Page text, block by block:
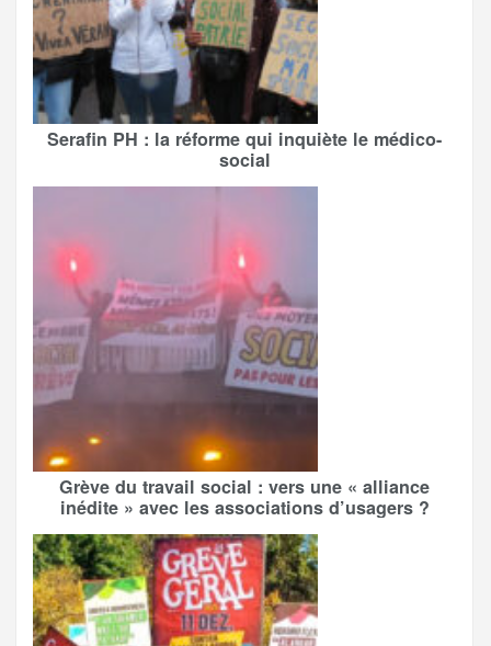
Serafin PH : la réforme qui inquiète le médico-
social
Grève du travail social : vers une « alliance
inédite » avec les associations d’usagers ?